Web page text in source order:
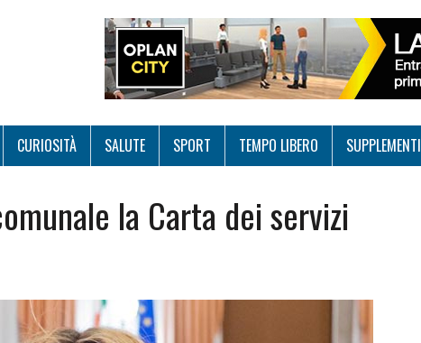
CURIOSITÀ SALUTE SPORT TEMPO LIBERO SUPPLEMENTI
la Carta dei servizi